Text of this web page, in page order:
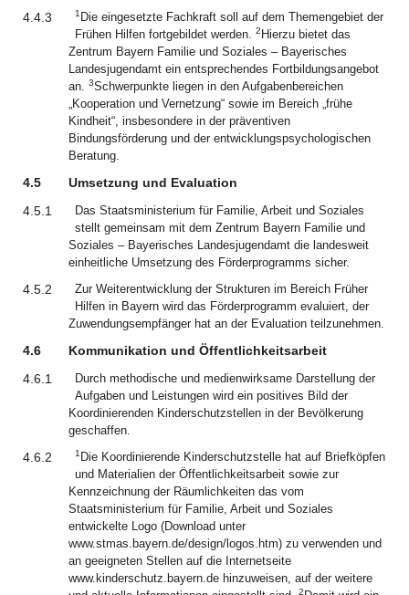
4.4.3 1 Die eingesetzte Fachkraft soll auf dem Themengebiet der
Frühen Hilfen fortgebildet werden. 2 Hierzu bietet das
Zentrum Bayern Familie und Soziales – Bayerisches
Landesjugendamt ein entsprechendes Fortbildungsangebot
an. 3Schwerpunkte liegen in den Aufgabenbereichen
„Kooperation und Vernetzung“ sowie im Bereich „frühe
Kindheit“, insbesondere in der präventiven
Bindungsförderung und der entwicklungspsychologischen
Beratung.
4.5
Umsetzung und Evaluation
4.5.1
Das Staatsministerium für Familie, Arbeit und Soziales
stellt gemeinsam mit dem Zentrum Bayern Familie und
Soziales – Bayerisches Landesjugendamt die landesweit
einheitliche Umsetzung des Förderprogramms sicher.
4.5.2
Zur Weiterentwicklung der Strukturen im Bereich Früher
Hilfen in Bayern wird das Förderprogramm evaluiert, der
Zuwendungsempfänger hat an der Evaluation teilzunehmen.
4.6
Kommunikation und Öffentlichkeitsarbeit
4.6.1
Durch methodische und medienwirksame Darstellung der
Aufgaben und Leistungen wird ein positives Bild der
Koordinierenden Kinderschutzstellen in der Bevölkerung
geschaffen.
4.6.2 1 Die Koordinierende Kinderschutzstelle hat auf Briefköpfen
und Materialien der Öffentlichkeitsarbeit sowie zur
Kennzeichnung der Räumlichkeiten das vom
Staatsministerium für Familie, Arbeit und Soziales
entwickelte Logo (Download unter
www.stmas.bayern.de/design/logos.htm) zu verwenden und
an geeigneten Stellen auf die Internetseite
www.kinderschutz.bayern.de hinzuweisen, auf der weitere
2